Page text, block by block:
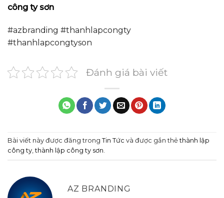
công ty sơn
#azbranding #thanhlapcongty
#thanhlapcongtyson
Đánh giá bài viết
Bài viết này được đăng trong Tin Tức và được gắn thẻthành lập
công ty,thành lập công ty sơn.
AZ BRANDING